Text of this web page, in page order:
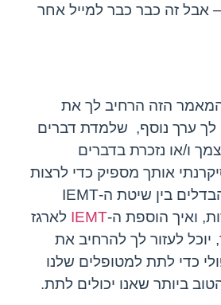
אבל זה כבר כבר למייל אחר
הזה הרחיב לך את
לך ערך נוסף, שלמדת דברים
ו/או נזכרת בדברים
אותך מספיק כדי לרצות
לדעת מה ההבדלים בין שיטת ה-IEMT
ואיך הוספת ה-IEMT לארגז
יוכל לעזור לך להרחיב את
כדי לתת למטופלים שלנו
ביותר שאנו יכולים לתת.